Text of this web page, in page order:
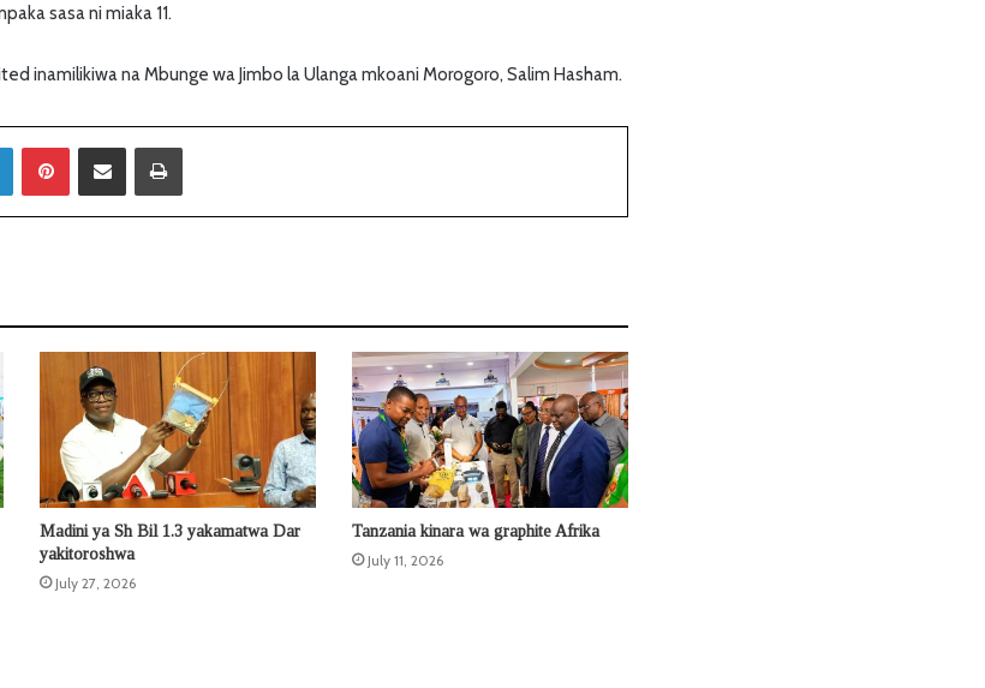
sasa ni miaka 11.
inamilikiwa na Mbunge wa Jimbo la Ulanga mkoani Morogoro, Salim Hasham.
LinkedIn Sambaza kupitia barua pepe
Madini ya Sh Bil 1.3 yakamatwa Dar
yakitoroshwa
July 27, 2026
Tanzania kinara wa graphite Afrika
July 11, 2026